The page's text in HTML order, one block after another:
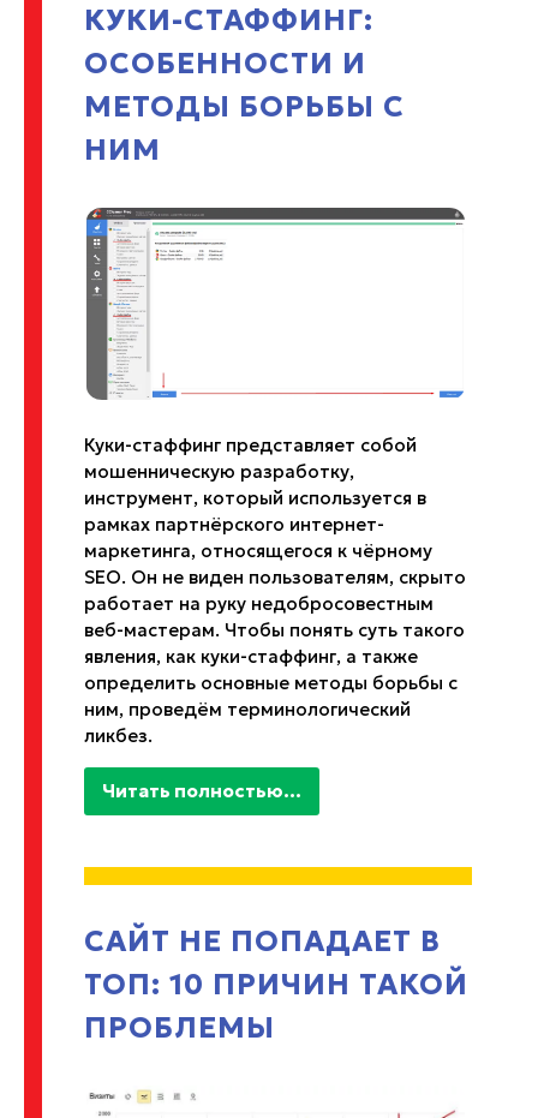
КУКИ-СТАФФИНГ:
ОСОБЕННОСТИ И
МЕТОДЫ БОРЬБЫ С
НИМ
Куки-стаффинг представляет собой
мошенническую разработку,
инструмент, который используется в
рамках партнёрского интернет-
маркетинга, относящегося к чёрному
SEO. Он не виден пользователям, скрыто
работает на руку недобросовестным
веб-мастерам. Чтобы понять суть такого
явления, как куки-стаффинг, а также
определить основные методы борьбы с
ним, проведём терминологический
ликбез.
Читать полностью...
САЙТ НЕ ПОПАДАЕТ В
ТОП: 10 ПРИЧИН ТАКОЙ
ПРОБЛЕМЫ